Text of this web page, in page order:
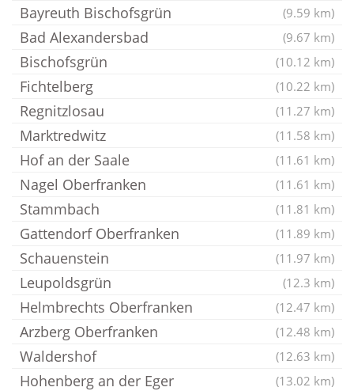
Bayreuth Bischofsgrün (9.59 km)
Bad Alexandersbad (9.67 km)
Bischofsgrün (10.12 km)
Fichtelberg (10.22 km)
Regnitzlosau (11.27 km)
Marktredwitz (11.58 km)
Hof an der Saale (11.61 km)
Nagel Oberfranken (11.61 km)
Stammbach (11.81 km)
Gattendorf Oberfranken (11.89 km)
Schauenstein (11.97 km)
Leupoldsgrün (12.3 km)
Helmbrechts Oberfranken (12.47 km)
Arzberg Oberfranken (12.48 km)
Waldershof (12.63 km)
Hohenberg an der Eger (13.02 km)